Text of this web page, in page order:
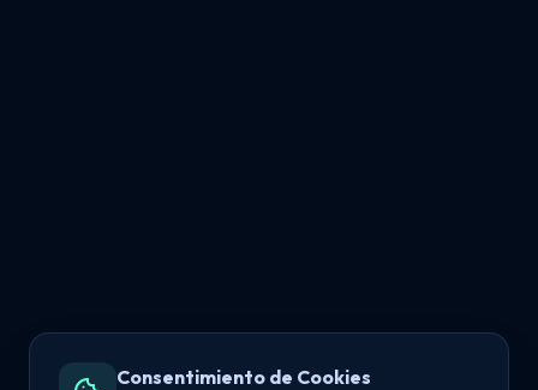
Consentimiento de Cookies